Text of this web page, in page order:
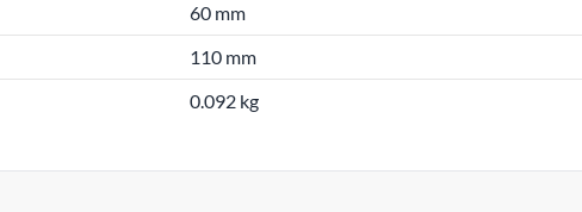
60 mm
110 mm
0.092 kg